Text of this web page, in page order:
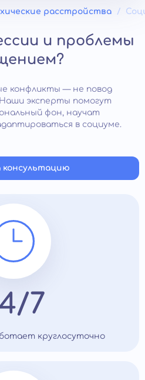
расстройства
и проблемы
конфликты — не повод
эксперты помогут
фон, научат
в социуме.
консультацию
7
круглосуточно